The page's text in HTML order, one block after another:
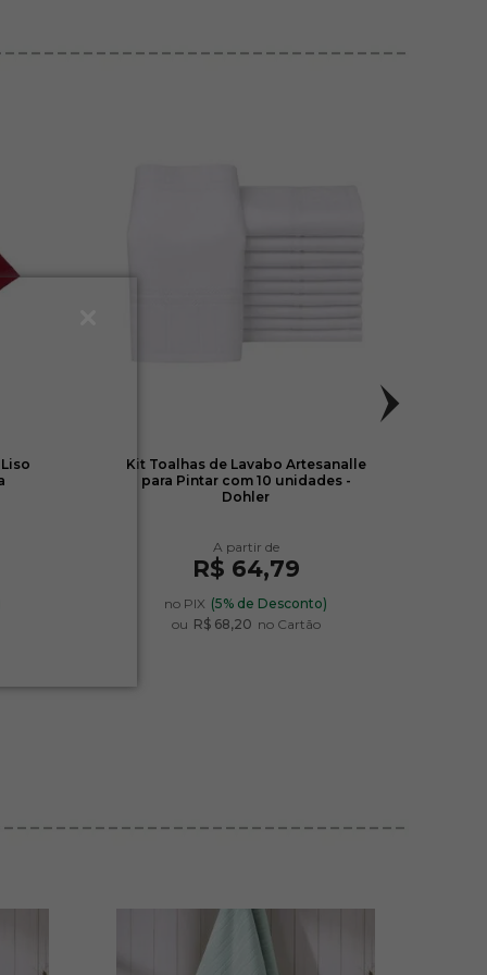
Kit Toalhas de Lavabo Artesanalle
para Pintar com 10 unidades -
Dohler
R$ 64,79
no PIX (5% de Desconto)
ou R$ 68,20 no Cartão